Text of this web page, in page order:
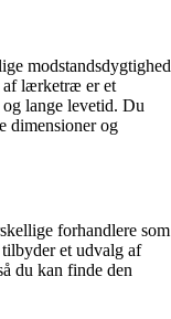
modstandsdygtighed
af lærketræ er et
lange levetid. Du
dimensioner og
forhandlere som
et udvalg af
du kan finde den